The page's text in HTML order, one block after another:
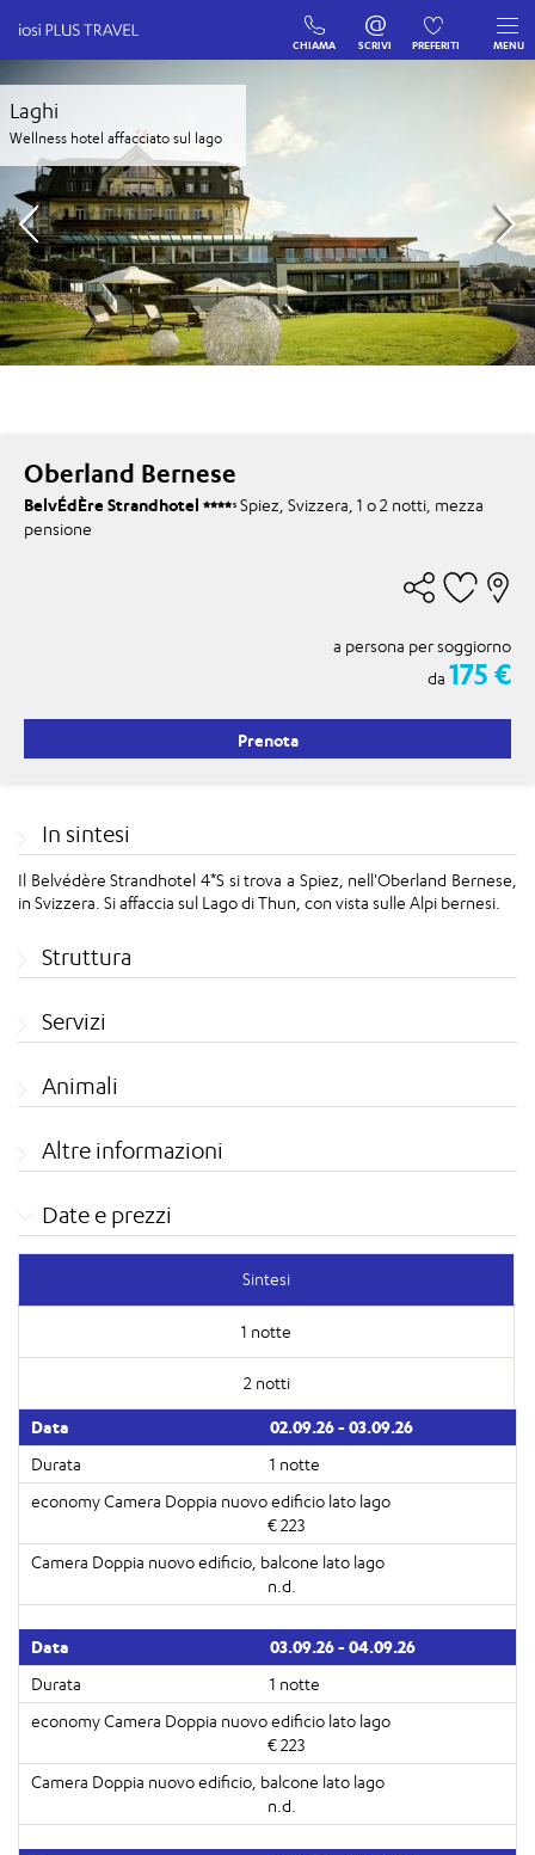
CHIAMA SCRIVI PREFERITI MENU
Laghi
Wellness hotel affacciato sul lago
Oberland Bernese
BelvÉdÈre Strandhotel S Spiez, Svizzera, 1 o 2 notti, mezza
pensione
a persona per soggiorno
da 175 €
Prenota
In sintesi
Il Belvédère Strandhotel 4*S si trova a Spiez, nell'Oberland Bernese,
in Svizzera. Si affaccia sul Lago di Thun, con vista sulle Alpi bernesi.
Struttura
Servizi
Animali
Altre informazioni
Date e prezzi
Sintesi
1 notte
2 notti
02.09.26 - 03.09.26
1 notte
€ 223
n.d.
03.09.26 - 04.09.26
1 notte
€ 223
n.d.